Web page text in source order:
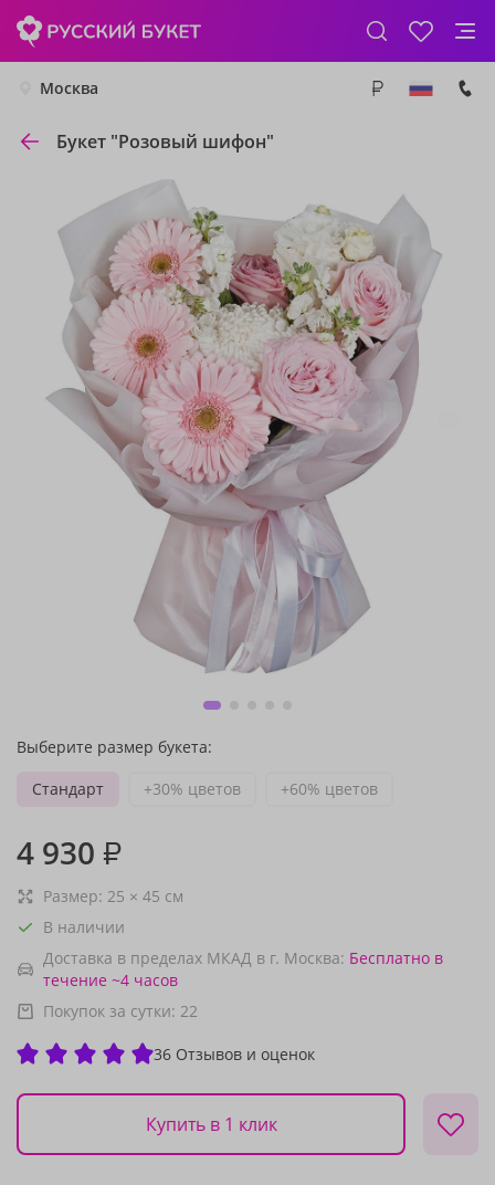
Москва
Букет "Розовый шифон"
Выберите размер букета:
Стандарт
+30% цветов +60% цветов
4 930 ₽
Размер: 25 × 45 см
В наличии
Доставка в пределах МКАД в г. Москва: Бесплатно в
течение ~4 часов
Покупок за сутки: 22
36 Отзывов и оценок
Купить в 1 клик